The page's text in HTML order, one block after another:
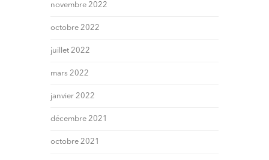
novembre 2022
octobre 2022
juillet 2022
mars 2022
janvier 2022
décembre 2021
octobre 2021